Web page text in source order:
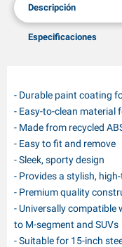
Descripción
Especificaciones
- Durable paint coating
- Easy-to-clean material
- Made from recycled
- Easy to fit and remove
- Sleek, sporty design
- Provides a stylish,
- Premium quality
- Universally compatible
to M-segment and SUVs
- Suitable for 15-inch